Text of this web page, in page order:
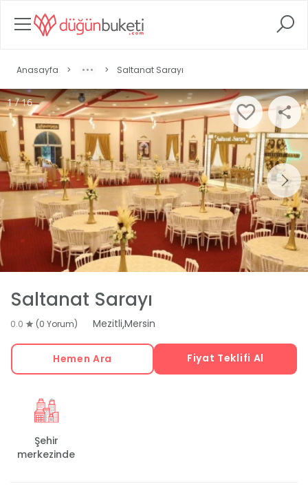
Anasayfa > > Saltanat Sarayı
1 / 16
Saltanat Sarayı
0.0 (0 Yorum) Mezitli,Mersin
Hemen Ara Fiyat Teklifi Al
Şehir
merkezinde